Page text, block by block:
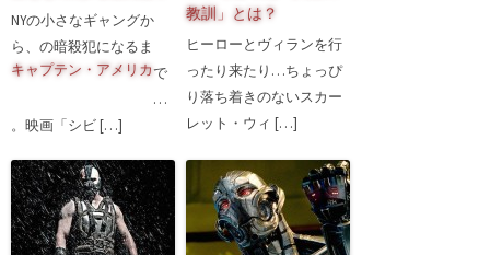
NYの小さなギャングか
ら、
キャプテン・アメリカ
の暗殺犯になるま
で
…
。映画「シビ […]
教訓」とは？
ヒーローとヴィランを行
ったり来たり…ちょっぴ
り落ち着きのないスカー
レット・ウィ […]